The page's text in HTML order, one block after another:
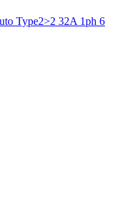
Type2>2 32A 1ph 6